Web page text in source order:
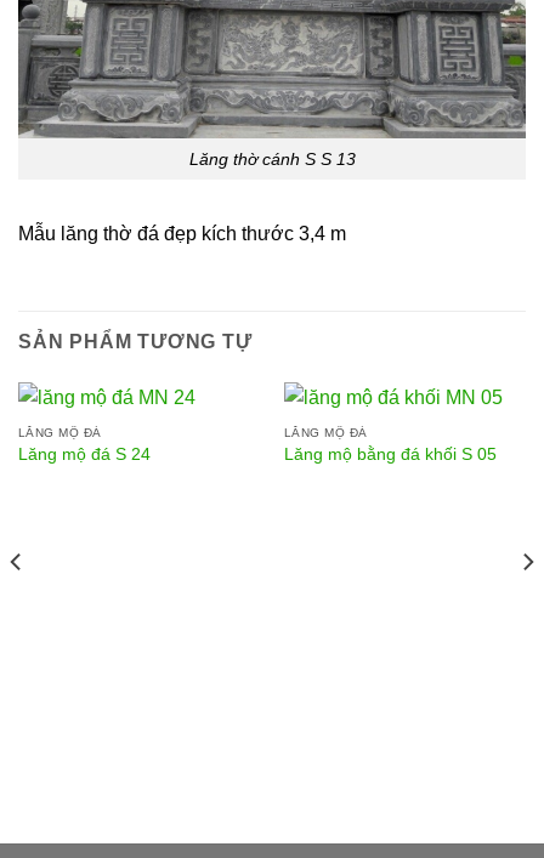
Lăng thờ cánh S S 13
Mẫu lăng thờ đá đẹp kích thước 3,4 m
SẢN PHẨM TƯƠNG TỰ
LĂNG MỘ ĐÁ
Lăng mộ đá S 24
LĂNG MỘ ĐÁ
Lăng mộ bằng đá khối S 05